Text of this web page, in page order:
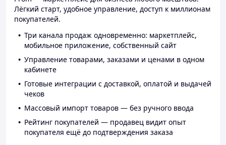
Лёгкий старт, удобное управление, доступ к миллионам
покупателей.
Три канала продаж одновременно: маркетплейс,
мобильное приложение, собственный сайт
Управление товарами, заказами и ценами в одном
кабинете
Готовые интеграции с доставкой, оплатой и выдачей
чеков
Массовый импорт товаров — без ручного ввода
Рейтинг покупателей — продавец видит опыт
покупателя ещё до подтверждения заказа